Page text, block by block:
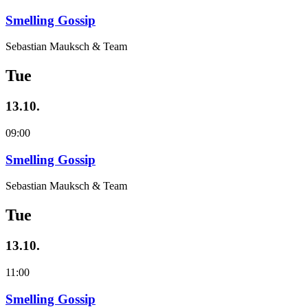
Smelling Gossip
Sebastian Mauksch & Team
Tue
13.10.
09:00
Smelling Gossip
Sebastian Mauksch & Team
Tue
13.10.
11:00
Smelling Gossip